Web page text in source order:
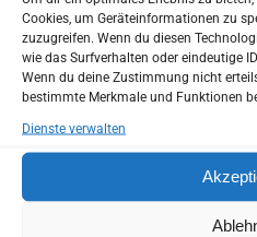
Cookies, um Geräteinformationen zu
zuzugreifen. Wenn du diesen
wie das Surfverhalten oder eindeutige
Wenn du deine Zustimmung nicht
bestimmte Merkmale und Funktionen
Dienste verwalten
Ihre
Sie können uns helfen Sie
bevor Sie zu uns in die
Sie haben die Möglichkeit
Hause in Ruhe auszufüllen.
So können wir schon bei
individuellen Wünsche und
Anamnesebogen